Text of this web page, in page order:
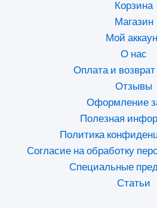
Корзина
Магазин
Мой
О нас
Оплата и возврат
Отзывы
Оформление
Полезная
Политика
Согласие на обработку
Специальные
Статьи